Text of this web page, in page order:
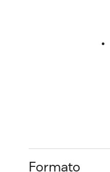
Formato